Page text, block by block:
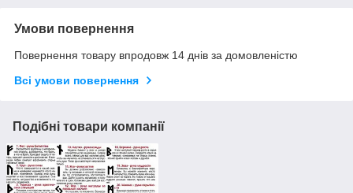
Умови повернення
Повернення товару впродовж 14 днів за домовленістю
Всі умови повернення
Подібні товари компанії